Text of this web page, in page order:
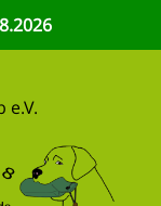
e.V.